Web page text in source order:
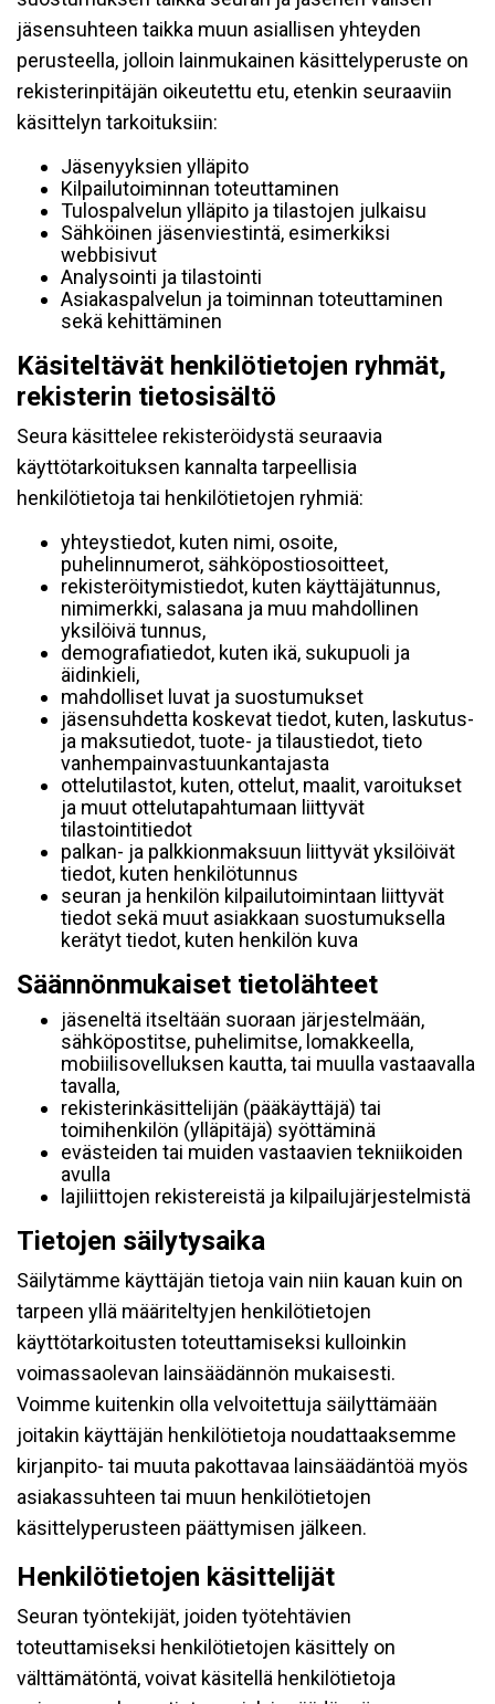
jäsensuhteen taikka muun asiallisen yhteyden
perusteella, jolloin lainmukainen käsittelyperuste on
rekisterinpitäjän oikeutettu etu, etenkin seuraaviin
käsittelyn tarkoituksiin:
Jäsenyyksien ylläpito
Kilpailutoiminnan toteuttaminen
Tulospalvelun ylläpito ja tilastojen julkaisu
Sähköinen jäsenviestintä, esimerkiksi
webbisivut
Analysointi ja tilastointi
Asiakaspalvelun ja toiminnan toteuttaminen
sekä kehittäminen
Käsiteltävät henkilötietojen ryhmät,
rekisterin tietosisältö
Seura käsittelee rekisteröidystä seuraavia
käyttötarkoituksen kannalta tarpeellisia
henkilötietoja tai henkilötietojen ryhmiä:
yhteystiedot, kuten nimi, osoite,
puhelinnumerot, sähköpostiosoitteet,
rekisteröitymistiedot, kuten käyttäjätunnus,
nimimerkki, salasana ja muu mahdollinen
yksilöivä tunnus,
demografiatiedot, kuten ikä, sukupuoli ja
äidinkieli,
mahdolliset luvat ja suostumukset
jäsensuhdetta koskevat tiedot, kuten, laskutus-
ja maksutiedot, tuote- ja tilaustiedot, tieto
vanhempainvastuunkantajasta
ottelutilastot, kuten, ottelut, maalit, varoitukset
ja muut ottelutapahtumaan liittyvät
tilastointitiedot
palkan- ja palkkionmaksuun liittyvät yksilöivät
tiedot, kuten henkilötunnus
seuran ja henkilön kilpailutoimintaan liittyvät
tiedot sekä muut asiakkaan suostumuksella
kerätyt tiedot, kuten henkilön kuva
Säännönmukaiset tietolähteet
jäseneltä itseltään suoraan järjestelmään,
sähköpostitse, puhelimitse, lomakkeella,
mobiilisovelluksen kautta, tai muulla vastaavalla
tavalla,
rekisterinkäsittelijän (pääkäyttäjä) tai
toimihenkilön (ylläpitäjä) syöttäminä
evästeiden tai muiden vastaavien tekniikoiden
avulla
lajiliittojen rekistereistä ja kilpailujärjestelmistä
Tietojen säilytysaika
Säilytämme käyttäjän tietoja vain niin kauan kuin on
tarpeen yllä määriteltyjen henkilötietojen
käyttötarkoitusten toteuttamiseksi kulloinkin
voimassaolevan lainsäädännön mukaisesti.
Voimme kuitenkin olla velvoitettuja säilyttämään
joitakin käyttäjän henkilötietoja noudattaaksemme
kirjanpito- tai muuta pakottavaa lainsäädäntöä myös
asiakassuhteen tai muun henkilötietojen
käsittelyperusteen päättymisen jälkeen.
Henkilötietojen käsittelijät
Seuran työntekijät, joiden työtehtävien
toteuttamiseksi henkilötietojen käsittely on
välttämätöntä, voivat käsitellä henkilötietoja